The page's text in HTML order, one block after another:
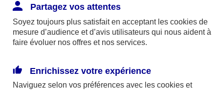
Bases légales
Finalités
Partagez vos attentes
Soyez toujours plus satisfait en acceptant les cookies de
mesure d’audience et d’avis utilisateurs qui nous aident à
faire évoluer nos offres et nos services.
Enrichissez votre expérience
Naviguez selon vos préférences avec les cookies et